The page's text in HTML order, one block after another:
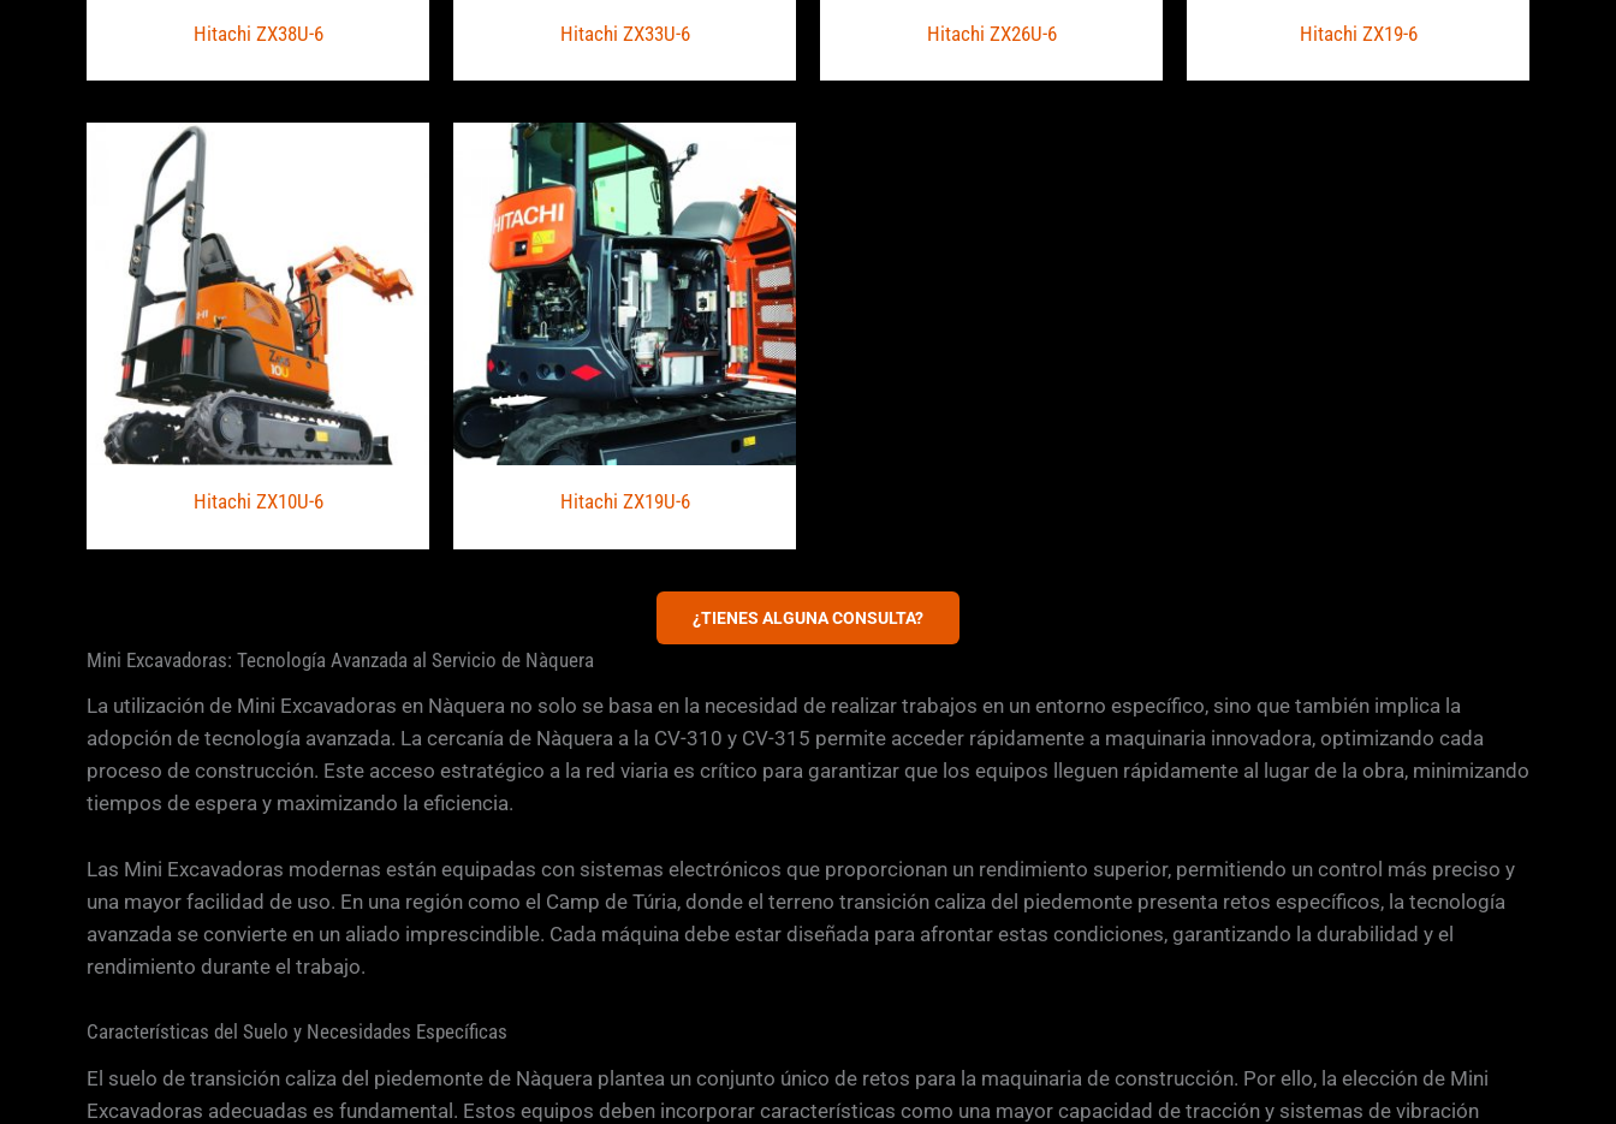
Hitachi ZX38U-6 Hitachi ZX33U-6 Hitachi ZX26U-6 Hitachi ZX19-6
Hitachi ZX10U-6 Hitachi ZX19U-6
¿TIENES ALGUNA CONSULTA?
Mini Excavadoras: Tecnología Avanzada al Servicio de Nàquera
La utilización de Mini Excavadoras en Nàquera no solo se basa en la necesidad de realizar trabajos en un entorno específico, sino que también implica la
adopción de tecnología avanzada. La cercanía de Nàquera a la CV-310 y CV-315 permite acceder rápidamente a maquinaria innovadora, optimizando cada
proceso de construcción. Este acceso estratégico a la red viaria es crítico para garantizar que los equipos lleguen rápidamente al lugar de la obra, minimizando
tiempos de espera y maximizando la eficiencia.
Las Mini Excavadoras modernas están equipadas con sistemas electrónicos que proporcionan un rendimiento superior, permitiendo un control más preciso y
una mayor facilidad de uso. En una región como el Camp de Túria, donde el terreno transición caliza del piedemonte presenta retos específicos, la tecnología
avanzada se convierte en un aliado imprescindible. Cada máquina debe estar diseñada para afrontar estas condiciones, garantizando la durabilidad y el
rendimiento durante el trabajo.
Características del Suelo y Necesidades Específicas
El suelo de transición caliza del piedemonte de Nàquera plantea un conjunto único de retos para la maquinaria de construcción. Por ello, la elección de Mini
Excavadoras adecuadas es fundamental. Estos equipos deben incorporar características como una mayor capacidad de tracción y sistemas de vibración